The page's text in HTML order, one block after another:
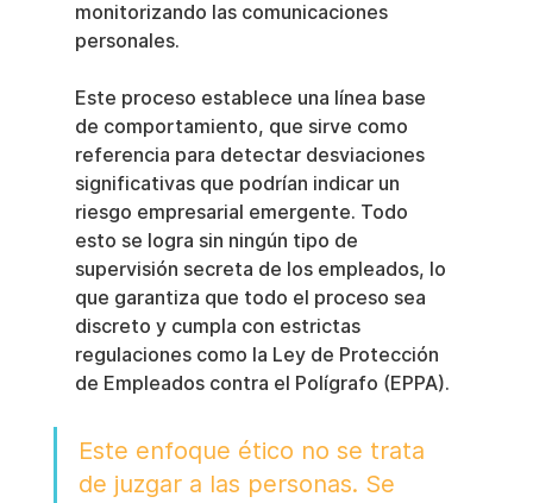
monitorizando las comunicaciones
personales.
Este proceso establece una línea base
de comportamiento, que sirve como
referencia para detectar desviaciones
significativas que podrían indicar un
riesgo empresarial emergente. Todo
esto se logra sin ningún tipo de
supervisión secreta de los empleados, lo
que garantiza que todo el proceso sea
discreto y cumpla con estrictas
regulaciones como la Ley de Protección
de Empleados contra el Polígrafo (EPPA).
Este enfoque ético no se trata
de juzgar a las personas. Se